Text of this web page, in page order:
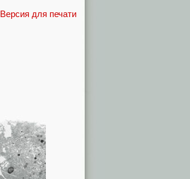
Версия для печати